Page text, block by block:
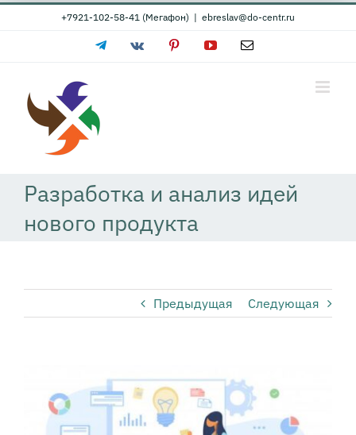
Skip
+7921-102-58-41 (Мегафон) | ebreslav@do-centr.ru
TelegramVk PinterestYouTubeEmail
Разработка и анализ идей
нового продукта
Предыдущая Следующая
Larger
Image